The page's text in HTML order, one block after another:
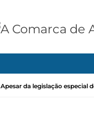
Apesar da legislação especial